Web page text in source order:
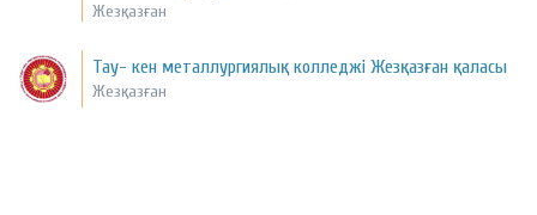
Жезқазған
Тау- кен металлургиялық колледжі Жезқазған қаласы
Жезқазған